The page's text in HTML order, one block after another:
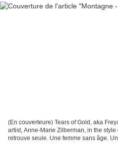
(En couverteure) Tears of Gold, aka
artist, Anne-Marie Zilberman, in the
retrouve seule. Une femme sans âge.